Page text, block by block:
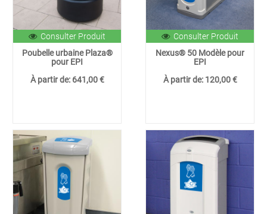
Consulter Produit
Poubelle urbaine Plaza®
pour EPI
À partir de: 641,00 €
Consulter Produit
Nexus® 50 Modèle pour
EPI
À partir de: 120,00 €